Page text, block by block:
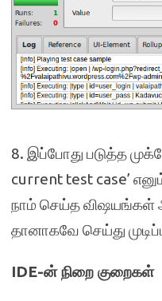
8. இப்போது படுத்த
current test case’
நாம் செய்த விஷயங்கள்
தானாகவே செய்து
IDE-ன் நிறை குறைகள்